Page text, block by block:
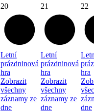
20
Letní
prázdninová
hra
Zobrazit
všechny
záznamy ze
dne
21
Letní
prázdninová
hra
Zobrazit
všechny
záznamy ze
dne
22
hra
dne